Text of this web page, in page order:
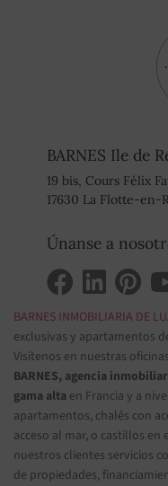
BARNES Ile de
19 bis, Cours Félix
17630 La Flotte-en-
Únanse a
BARNES INMOBILIARIA DE
exclusivas y apartamentos
Visítenos en nuestras
BARNES, agencia
gama alta en Francia y a
apartamentos, chalés con
acceso al mar, o castillos
nuestros clientes servicios
de propiedades,